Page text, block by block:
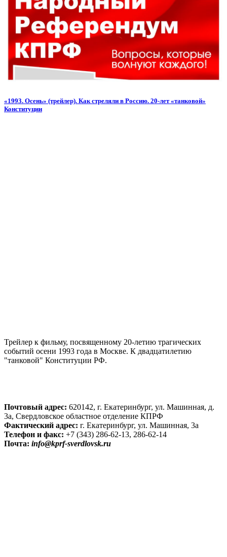
«1993. Осень» (трейлер). Как стреляли в Россию. 20-лет «танковой»
Конституции
Трейлер к фильму, посвященному 20-летию трагических
событий осени 1993 года в Москве. К двадцатилетию
"танковой" Конституции РФ.
Почтовый адрес: 620142, г. Екатеринбург, ул. Машинная, д.
3а, Свердловское областное отделение КПРФ
Фактический адрес: г. Екатеринбург, ул. Машинная, 3а
Телефон и факс: +7 (343) 286-62-13, 286-62-14
Почта: info@kprf-sverdlovsk.ru